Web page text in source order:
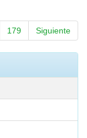
179 Siguiente